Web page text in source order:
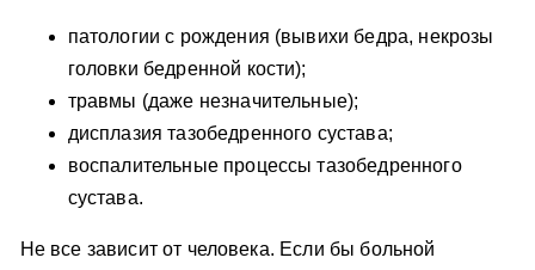
патологии с рождения (вывихи бедра, некрозы
головки бедренной кости);
травмы (даже незначительные);
дисплазия тазобедренного сустава;
воспалительные процессы тазобедренного
сустава.
Не все зависит от человека. Если бы больной